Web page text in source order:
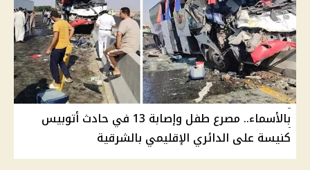
بالأسماء.. مصرع طفل وإصابة 13 في حادث أتوبيس
كنيسة على الدائري الإقليمي بالشرقية